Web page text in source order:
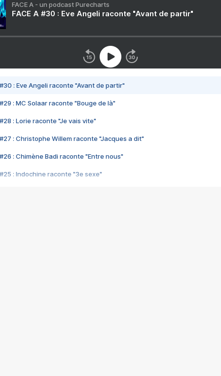
FACE A - un podcast Purecharts
FACE A #30 : Eve Angeli raconte "Avant de partir"
#30 : Eve Angeli raconte "Avant de partir"
#29 : MC Solaar raconte "Bouge de là"
#28 : Lorie raconte "Je vais vite"
#27 : Christophe Willem raconte "Jacques a dit"
#26 : Chimène Badi raconte "Entre nous"
#25 : Indochine raconte "3e sexe"